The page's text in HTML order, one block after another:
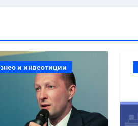
и инвестиции